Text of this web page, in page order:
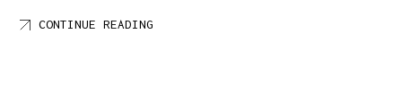
CONTINUE READING